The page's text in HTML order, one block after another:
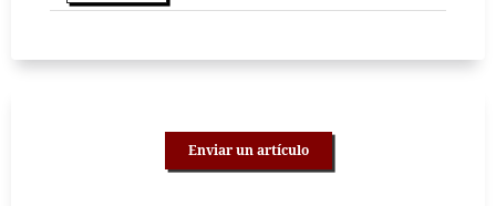
Enviar un artículo